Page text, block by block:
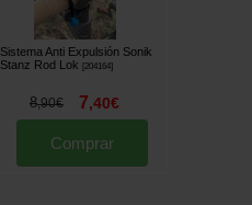
Sistema Anti Expulsión Sonik
Stanz Rod Lok
[204164]
8,90€ 7,40€
Comprar